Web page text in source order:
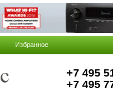
Избранное
+7 495
+7 495